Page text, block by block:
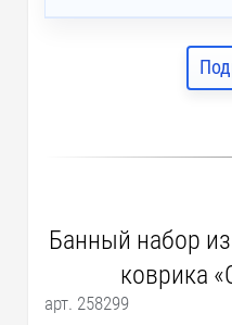
Банный набор
коврика
арт. 258299